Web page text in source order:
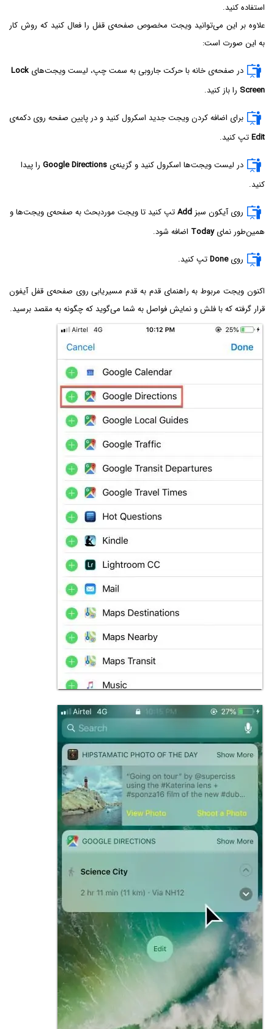
استفاده کنید.
علاوه بر این می‌توانید ویجت مخصوص صفحه‌ی قفل را فعال کنید که روش کار
به این صورت است:
در صفحه‌ی خانه با حرکت جاروبی به سمت چپ، لیست ویجت‌های Lock
Screen را باز کنید.
برای اضافه کردن ویجت جدید اسکرول کنید و در پایین صفحه روی دکمه‌ی
Editتپ کنید.
در لیست ویجت‌ها اسکرول کنید و گزینه‌ی Google Directions را پیدا
کنید.
روی آیکون سبز Addتپ کنید تا ویجت موردبحث به صفحه‌ی ویجت‌ها و
همین‌طور نمایToday اضافه شود.
رویDoneتپ کنید.
اکنون ویجت مربوط به راهنمای قدم به قدم مسیریابی روی صفحه‌ی قفل آیفون
قرار گرفته که با فلش و نمایش فواصل به شما می‌گوید که چگونه به مقصد برسید.